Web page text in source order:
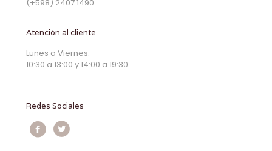
(+598) 2407 1490
Atención al cliente
Lunes a Viernes:
10:30 a 13:00 y 14:00 a 19:30
Redes Sociales